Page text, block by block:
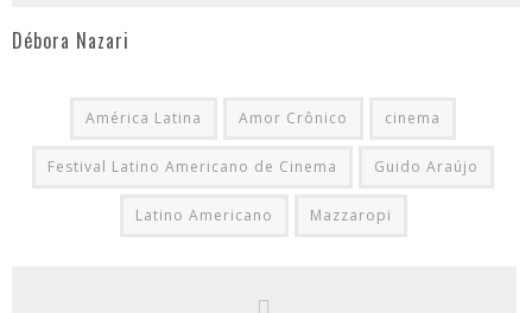
Débora Nazari
América Latina Amor Crônico cinema
Festival Latino Americano de Cinema Guido Araújo
Latino Americano Mazzaropi